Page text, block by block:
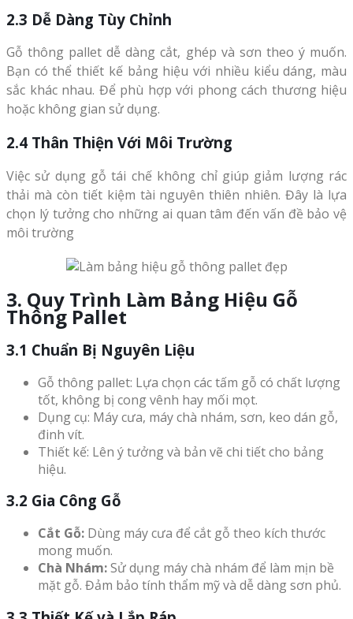
2.3 Dễ Dàng Tùy Chỉnh
Gỗ thông pallet dễ dàng cắt, ghép và sơn theo ý muốn.
Bạn có thể thiết kế bảng hiệu với nhiều kiểu dáng, màu
sắc khác nhau. Để phù hợp với phong cách thương hiệu
hoặc không gian sử dụng.
2.4 Thân Thiện Với Môi Trường
Việc sử dụng gỗ tái chế không chỉ giúp giảm lượng rác
thải mà còn tiết kiệm tài nguyên thiên nhiên. Đây là lựa
chọn lý tưởng cho những ai quan tâm đến vấn đề bảo vệ
môi trường
3. Quy Trình Làm Bảng Hiệu Gỗ
Thông Pallet
3.1 Chuẩn Bị Nguyên Liệu
Gỗ thông pallet: Lựa chọn các tấm gỗ có chất lượng
tốt, không bị cong vênh hay mối mọt.
Dụng cụ: Máy cưa, máy chà nhám, sơn, keo dán gỗ,
đinh vít.
Thiết kế: Lên ý tưởng và bản vẽ chi tiết cho bảng
hiệu.
3.2 Gia Công Gỗ
Cắt Gỗ: Dùng máy cưa để cắt gỗ theo kích thước
mong muốn.
Chà Nhám:Sử dụng máy chà nhám để làm mịn bề
mặt gỗ. Đảm bảo tính thẩm mỹ và dễ dàng sơn phủ.